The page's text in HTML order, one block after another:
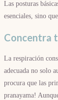
Las posturas
esenciales, sino
Concentra
La respiración
adecuada no solo
procura que las
pranayama!